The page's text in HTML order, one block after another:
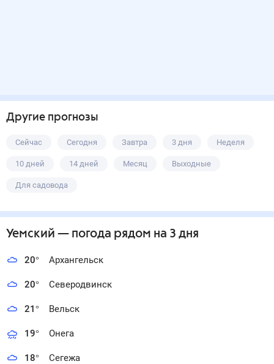
Другие прогнозы
Сейчас Сегодня Завтра 3 дня Неделя
10 дней 14 дней Месяц Выходные
Для садовода
Уемский — погода рядом на 3 дня
20° Архангельск
20° Северодвинск
21° Вельск
19° Онега
18° Сегежа